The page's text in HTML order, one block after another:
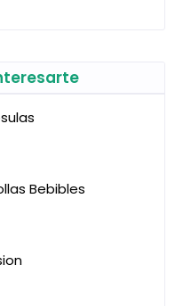
Bebibles